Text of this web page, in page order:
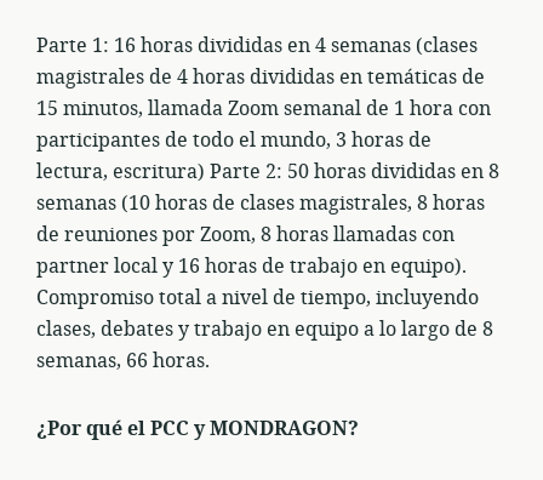
Parte 1: 16 horas divididas en 4 semanas (clases
magistrales de 4 horas divididas en temáticas de
15 minutos, llamada Zoom semanal de 1 hora con
participantes de todo el mundo, 3 horas de
lectura, escritura) Parte 2: 50 horas divididas en 8
semanas (10 horas de clases magistrales, 8 horas
de reuniones por Zoom, 8 horas llamadas con
partner local y 16 horas de trabajo en equipo).
Compromiso total a nivel de tiempo, incluyendo
clases, debates y trabajo en equipo a lo largo de 8
semanas, 66 horas.
¿Por qué el PCC y MONDRAGON?